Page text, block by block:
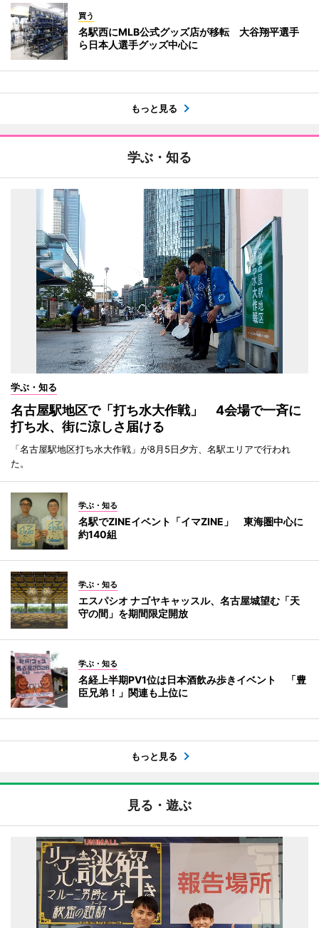
買う
名駅西にMLB公式グッズ店が移転 大谷翔平選手
ら日本人選手グッズ中心に
もっと見る
学ぶ・知る
学ぶ・知る
名古屋駅地区で「打ち水大作戦」 4会場で一斉に
打ち水、街に涼しさ届ける
「名古屋駅地区打ち水大作戦」が8月5日夕方、名駅エリアで行われ
た。
学ぶ・知る
名駅でZINEイベント「イマZINE」 東海圏中心に
約140組
学ぶ・知る
エスパシオ ナゴヤキャッスル、名古屋城望む「天
守の間」を期間限定開放
学ぶ・知る
名経上半期PV1位は日本酒飲み歩きイベント 「豊
臣兄弟！」関連も上位に
もっと見る
見る・遊ぶ